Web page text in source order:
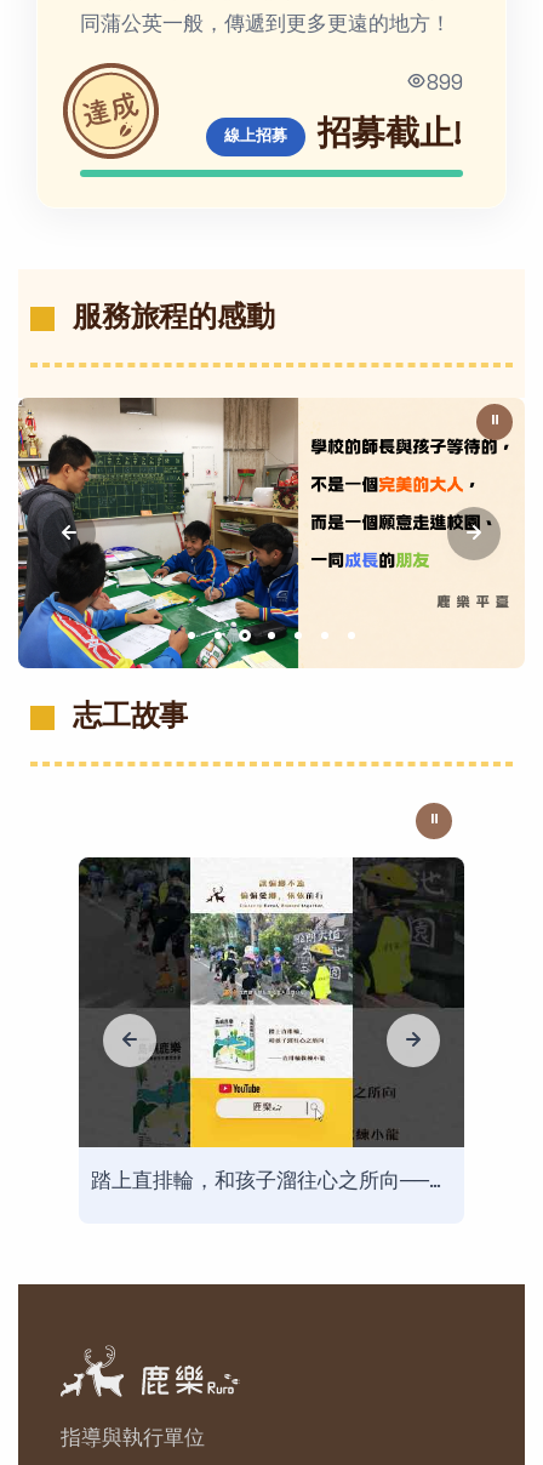
同蒲公英一般，傳遞到更多更遠的地方！
899
線上招募 招募截止!
服務旅程的感動
⏸
志工故事
⏸
踏上直排輪，和孩子溜往心之所向──直排輪教練小龍
指導與執行單位